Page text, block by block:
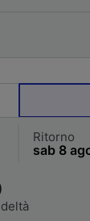
Ritorno